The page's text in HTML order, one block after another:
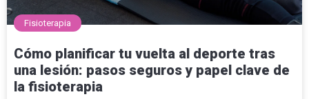
Fisioterapia
Cómo planificar tu vuelta al deporte tras
una lesión: pasos seguros y papel clave de
la fisioterapia